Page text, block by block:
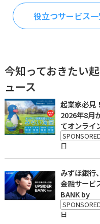
役立つサービス
今知っておきたい
ュース
起業家必見
2026年8月
てオンライ
日
みずほ銀行
金融サービ
BANK by
日